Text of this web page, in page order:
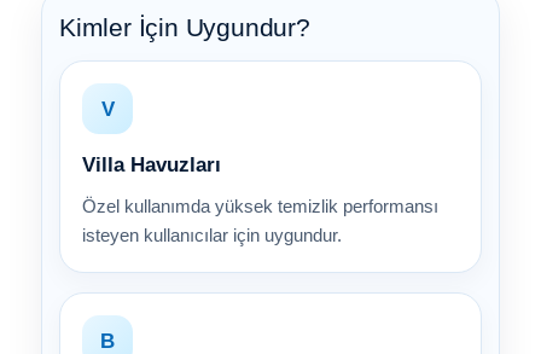
Kimler İçin Uygundur?
V
Villa Havuzları
Özel kullanımda yüksek temizlik performansı
isteyen kullanıcılar için uygundur.
B